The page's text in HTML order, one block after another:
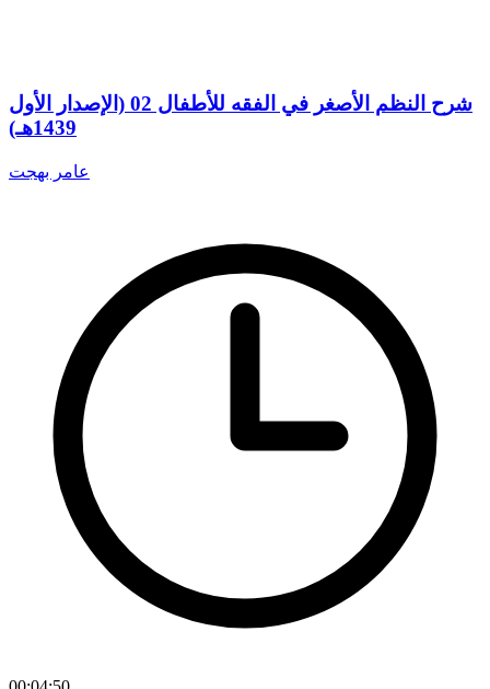
شرح النظم الأصغر في الفقه للأطفال 02 (الإصدار الأول
1439هـ)
عامر بهجت